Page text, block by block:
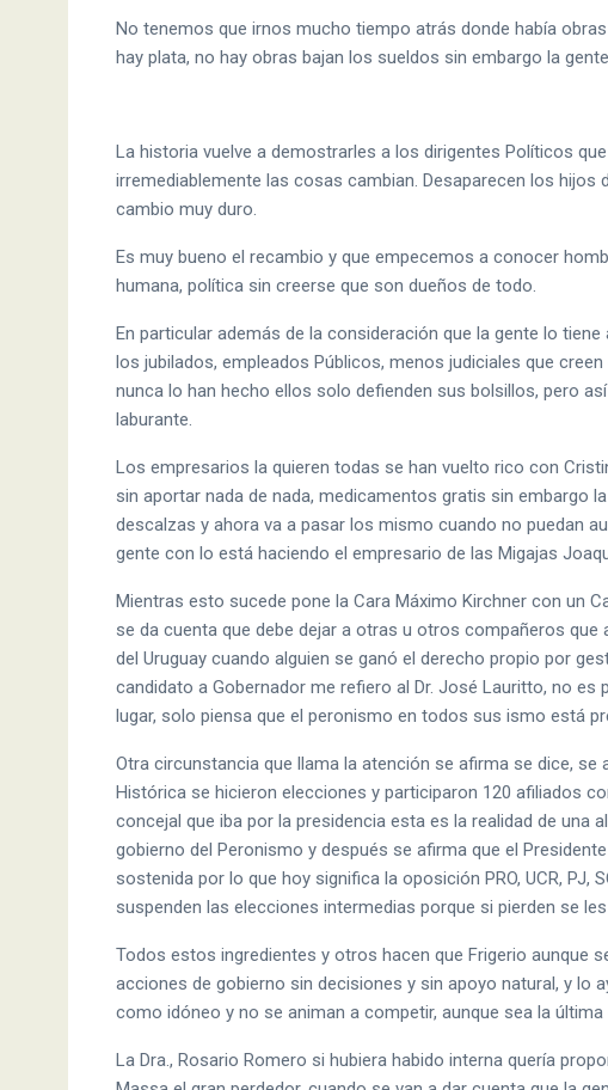
No tenemos que irnos mucho tiempo atrás donde había
hay plata, no hay obras bajan los sueldos sin embargo la
La historia vuelve a demostrarles a los dirigentes Políticos
irremediablemente las cosas cambian. Desaparecen los
cambio muy duro.
Es muy bueno el recambio y que empecemos a conocer
humana, política sin creerse que son dueños de todo.
En particular además de la consideración que la gente lo
los jubilados, empleados Públicos, menos judiciales que
nunca lo han hecho ellos solo defienden sus bolsillos, pero
laburante.
Los empresarios la quieren todas se han vuelto rico con
sin aportar nada de nada, medicamentos gratis sin embargo
descalzas y ahora va a pasar los mismo cuando no puedan
gente con lo está haciendo el empresario de las Migajas
Mientras esto sucede pone la Cara Máximo Kirchner con un
se da cuenta que debe dejar a otras u otros compañeros
del Uruguay cuando alguien se ganó el derecho propio por
candidato a Gobernador me refiero al Dr. José Lauritto, no
lugar, solo piensa que el peronismo en todos sus ismo está
Otra circunstancia que llama la atención se afirma se dice, se
Histórica se hicieron elecciones y participaron 120 afiliados
concejal que iba por la presidencia esta es la realidad de una
gobierno del Peronismo y después se afirma que el
sostenida por lo que hoy significa la oposición PRO, UCR, PJ,
suspenden las elecciones intermedias porque si pierden se
Todos estos ingredientes y otros hacen que Frigerio aunque
acciones de gobierno sin decisiones y sin apoyo natural, y lo
como idóneo y no se animan a competir, aunque sea la última
La Dra., Rosario Romero si hubiera habido interna quería